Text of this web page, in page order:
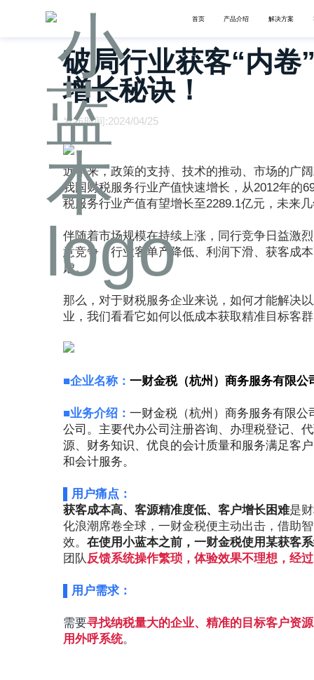
首页 产品介绍 解决方案
破局行业获客“内卷
增长秘诀！
发布时间:2024/04/25
近年来，政策的支持、技术的推动、市场的广
我国财税服务行业产值快速增长，从2012年的
税服务行业产值有望增长至2289.1亿元，未来
伴随着市场规模在持续上涨，同行竞争日益激
意竞争，行业客单产降低、利润下滑、获客成
虑。
那么，对于财税服务企业来说，如何才能解决
业，我们看看它如何以低成本获取精准目标客
■企业名称： 一财金税（杭州）商务服务有限公
■业务介绍： 一财金税（杭州）商务服务有限公
公司。主要代办公司注册咨询、办理税登记、
源、财务知识、优良的会计质量和服务满足客
和会计服务。
▌用户痛点：
获客成本高、客源精准度低、客户增长困难是
化浪潮席卷全球，一财金税便主动出击，借助
效。 在使用小蓝本之前，一财金税使用某获客
团队反馈系统操作繁琐，体验效果不理想，经
▌用户需求：
需要寻找纳税量大的企业、精准的目标客户资
用外呼系统。